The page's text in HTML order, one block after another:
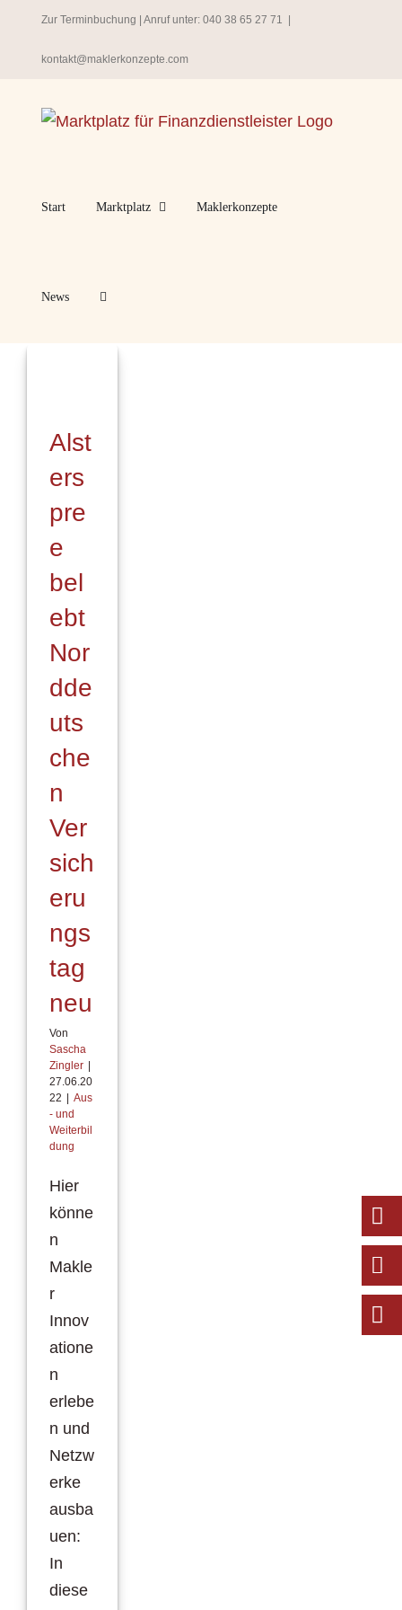
springen
Zur Terminbuchung | Anruf unter: 040 38 65 27 71
kontakt@maklerkonzepte.com
Start Marktplatz Maklerkonzepte
News
Alst
ers
pre
e
bel
ebt
Nor
dde
uts
che
n
Ver
sich
eru
ngs
tag
neu
Von
Sascha
Zingler |
27.06.20
22 | Aus
- und
Weiterbil
dung
Hier
könne
n
Makle
r
Innov
atione
n
erlebe
n und
Netzw
erke
ausba
uen:
In
diese